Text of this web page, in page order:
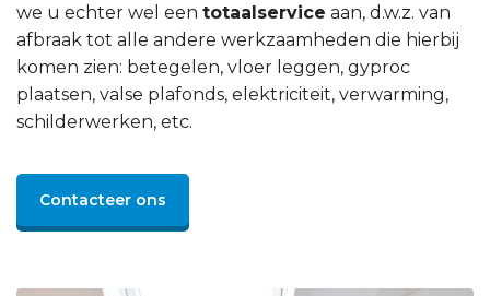
we u echter wel een totaalservice aan, d.w.z. van
afbraak tot alle andere werkzaamheden die hierbij
komen zien: betegelen, vloer leggen, gyproc
plaatsen, valse plafonds, elektriciteit, verwarming,
schilderwerken, etc.
Contacteer ons